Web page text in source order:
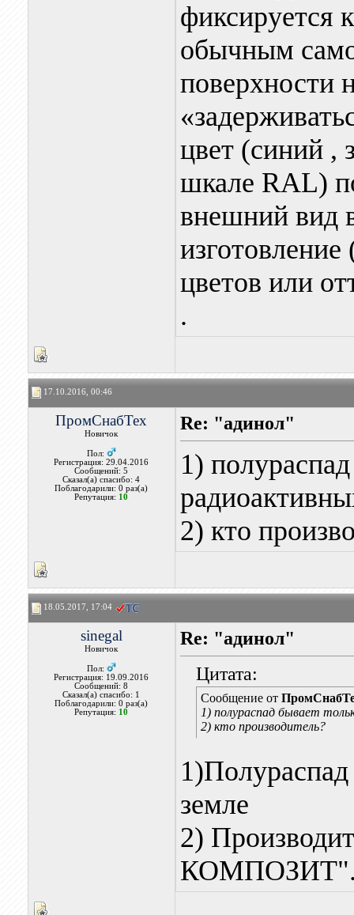
фиксируется
обычным
поверхности
цвет (синий ,
шкале RAL)
внешний вид
цветов или
.
17.10.2016, 00:46
ПромСнабТех
Новичок
Пол:
Регистрация: 29.04.2016
Сообщений: 5
Сказал(а) спасибо: 4
Поблагодарили: 0 раз(а)
Репутация: 10
Re: "адинол"
1)
2) кто
18.05.2017, 17:04
sinegal
Новичок
Пол:
Регистрация: 19.09.2016
Сообщений: 8
Сказал(а) спасибо: 1
Поблагодарили: 0 раз(а)
Репутация: 10
Re: "адинол"
Цитата:
Сообщение от
1) полураспад бывает
2) кто производитель?
1)Полураспад
земле
2)